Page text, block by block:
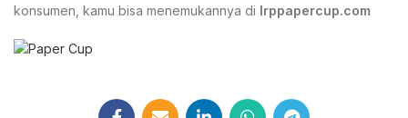
konsumen, kamu bisa menemukannya di Irppapercup.com